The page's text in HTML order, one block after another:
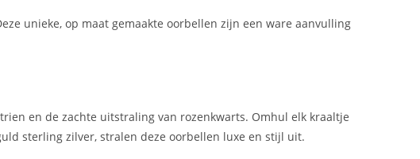
unieke, op maat gemaakte oorbellen zijn een ware aanvulling
en de zachte uitstraling van rozenkwarts. Omhul elk kraaltje
sterling zilver, stralen deze oorbellen luxe en stijl uit.